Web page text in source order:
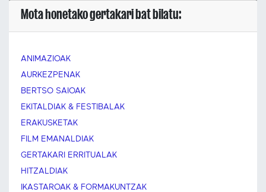
Mota honetako gertakari bat bilatu:
ANIMAZIOAK
AURKEZPENAK
BERTSO SAIOAK
EKITALDIAK & FESTIBALAK
ERAKUSKETAK
FILM EMANALDIAK
GERTAKARI ERRITUALAK
HITZALDIAK
IKASTAROAK & FORMAKUNTZAK